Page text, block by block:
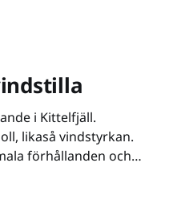
blev
i Kittelfjäll.
likaså vindstyrkan.
förhållanden och
jag, trots mina 27 år,